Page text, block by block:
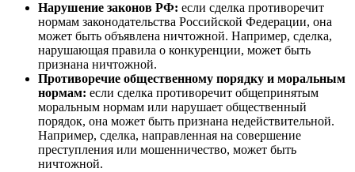
Нарушение законов РФ: если сделка противоречит
нормам законодательства Российской Федерации, она
может быть объявлена ничтожной. Например, сделка,
нарушающая правила о конкуренции, может быть
признана ничтожной.
Противоречие общественному порядку и моральным
нормам: если сделка противоречит общепринятым
моральным нормам или нарушает общественный
порядок, она может быть признана недействительной.
Например, сделка, направленная на совершение
преступления или мошенничество, может быть
ничтожной.